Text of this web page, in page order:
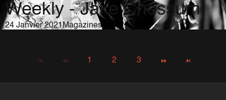
Weekly - Jake Chessum
24 Janvier 2021Magazines
1 2 3